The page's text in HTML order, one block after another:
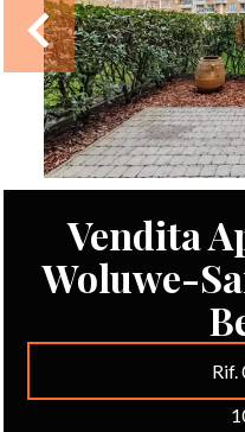
Vendita
Woluwe-
Rif.